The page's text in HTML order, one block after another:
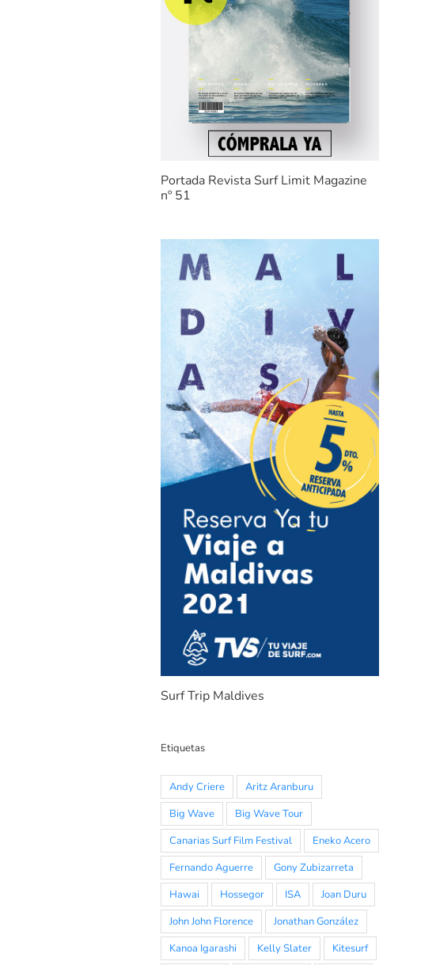
Portada Revista Surf Limit Magazine
nº 51
Surf Trip Maldives
Etiquetas
Andy Criere
Aritz Aranburu
Big Wave
Big Wave Tour
Canarias Surf Film Festival
Eneko Acero
Fernando Aguerre
Gony Zubizarreta
Hawai
Hossegor ISA
Joan Duru
John John Florence
Jonathan González
Kanoa Igarashi
Kelly Slater
Kitesurf